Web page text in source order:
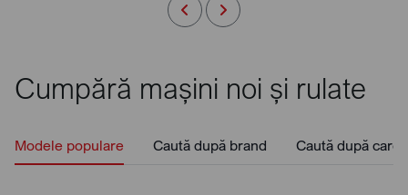
Cumpără mașini noi și rulate
Modele populare Caută după brand Caută după